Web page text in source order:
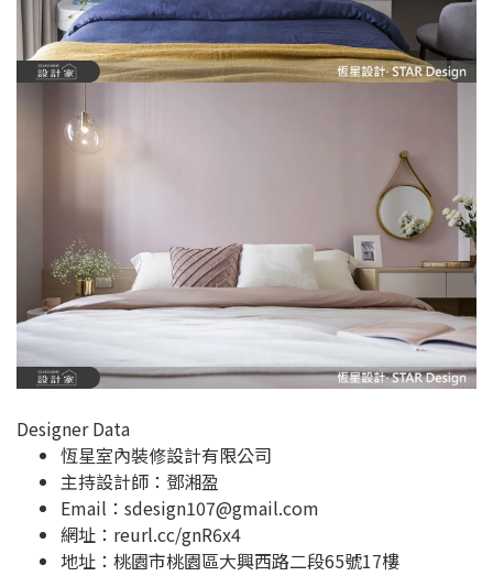
Designer Data
恆星室內裝修設計有限公司
主持設計師：鄧湘盈
Email： sdesign107@gmail.com
網址： reurl.cc/gnR6x4
地址： 桃園市桃園區大興西路二段65號17樓